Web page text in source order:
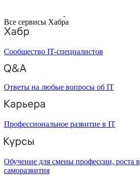
Все сервисы Хабра
Сообщество IT-специалистов
Ответы на любые вопросы об IT
Профессиональное развитие в IT
Обучение для смены профессии, роста в
саморазвития